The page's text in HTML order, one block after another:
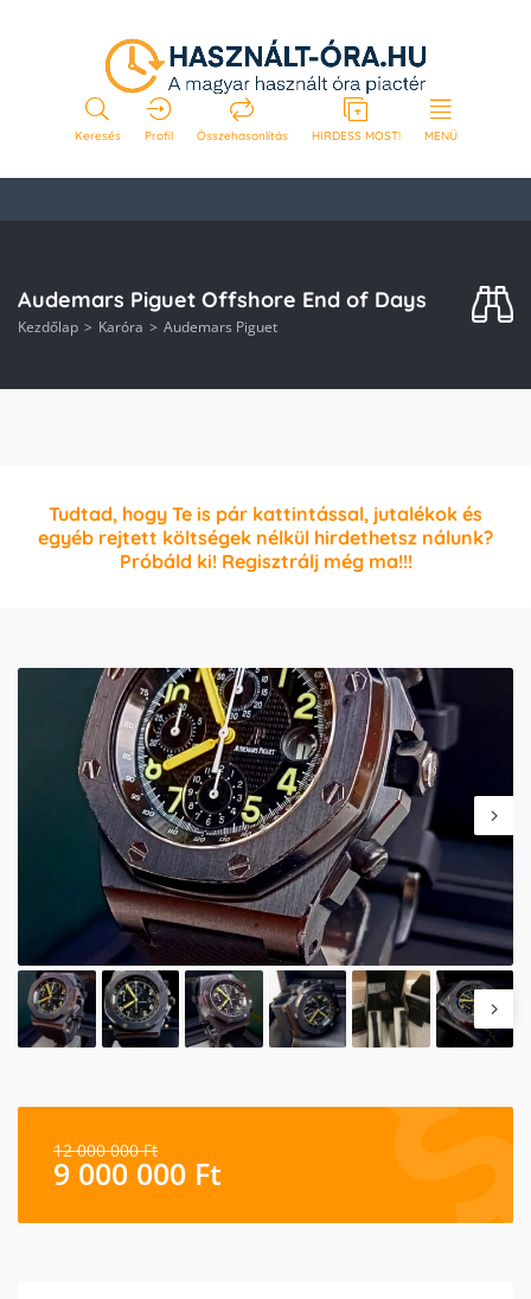
Keresés Profil Összehasonlítás HIRDESS MOST! MENÜ
Audemars Piguet Offshore End of Days
Kezdőlap Karóra Audemars Piguet
Tudtad, hogy Te is pár kattintással, jutalékok és
egyéb rejtett költségek nélkül hirdethetsz nálunk?
Próbáld ki! Regisztrálj még ma!!!
12 000 000Ft
9 000 000 Ft